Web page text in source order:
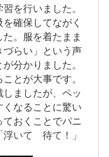
を行いました。
確保してながく
。服を着たまま
らい」という声
分かりました。
とが大事です。
ましたが、ペッ
くなることに驚い
おくことでパニ
浮いて 待て！」